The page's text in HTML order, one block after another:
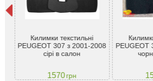
Килимки текстильні
PEUGEOT 307 з 2001-2008
сірі в салон
1570грн
PEUGEOT